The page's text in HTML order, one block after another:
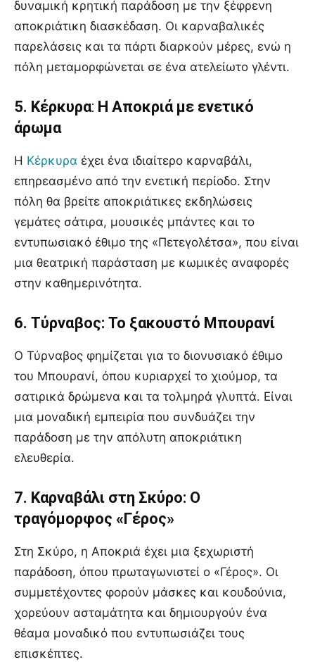
δυναμική κρητική παράδοση με την ξέφρενη
αποκριάτικη διασκέδαση. Οι καρναβαλικές
παρελάσεις και τα πάρτι διαρκούν μέρες, ενώ η
πόλη μεταμορφώνεται σε ένα ατελείωτο γλέντι.
5. Κέρκυρα: Η Αποκριά με ενετικό
άρωμα
Η Κέρκυρα έχει ένα ιδιαίτερο καρναβάλι,
επηρεασμένο από την ενετική περίοδο. Στην
πόλη θα βρείτε αποκριάτικες εκδηλώσεις
γεμάτες σάτιρα, μουσικές μπάντες και το
εντυπωσιακό έθιμο της «Πετεγολέτσα», που είναι
μια θεατρική παράσταση με κωμικές αναφορές
στην καθημερινότητα.
6. Τύρναβος: Το ξακουστό Μπουρανί
Ο Τύρναβος φημίζεται για το διονυσιακό έθιμο
του Μπουρανί, όπου κυριαρχεί το χιούμορ, τα
σατιρικά δρώμενα και τα τολμηρά γλυπτά. Είναι
μια μοναδική εμπειρία που συνδυάζει την
παράδοση με την απόλυτη αποκριάτικη
ελευθερία.
7. Καρναβάλι στη Σκύρο: Ο
τραγόμορφος «Γέρος»
Στη Σκύρο, η Αποκριά έχει μια ξεχωριστή
παράδοση, όπου πρωταγωνιστεί ο «Γέρος». Οι
συμμετέχοντες φορούν μάσκες και κουδούνια,
χορεύουν ασταμάτητα και δημιουργούν ένα
θέαμα μοναδικό που εντυπωσιάζει τους
επισκέπτες.